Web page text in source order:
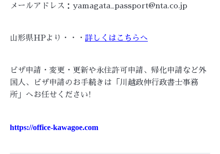
メールアドレス：yamagata_passport@nta.co.jp
山形県HPより・・・ 詳しくはこちらへ
ビザ申請・変更・更新や永住許可申請、帰化申請など外
国人、ビザ申請のお手続きは「川越政伸行政書士事務
所」へお任せください!
https://office-kawagoe.com